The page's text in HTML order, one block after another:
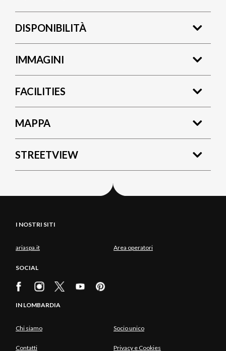
DISPONIBILITÀ
IMMAGINI
FACILITIES
MAPPA
STREETVIEW
I NOSTRI SITI
ariaspa.it Area operatori
SOCIAL
IN LOMBARDIA
Chi siamo Socio unico
Contatti Privacy e Cookies